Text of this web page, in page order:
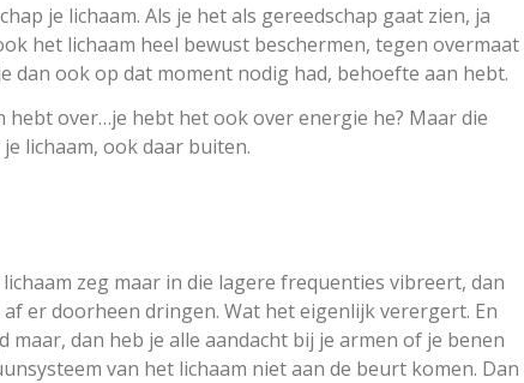
je lichaam. Als je het als gereedschap gaat zien, ja
het lichaam heel bewust beschermen, tegen overmaat
dan ook op dat moment nodig had, behoefte aan hebt.
hebt over…je hebt het ook over energie he? Maar die
lichaam, ook daar buiten.
zeg maar in die lagere frequenties vibreert, dan
er doorheen dringen. Wat het eigenlijk verergert. En
dan heb je alle aandacht bij je armen of je benen
van het lichaam niet aan de beurt komen. Dan